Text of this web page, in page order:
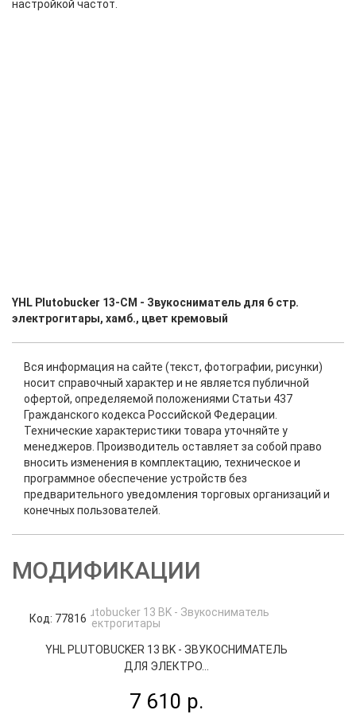
настройкой частот.
YHL Plutobucker 13-CM - Звукосниматель для 6 стр.
электрогитары, хамб., цвет кремовый
Вся информация на сайте (текст, фотографии, рисунки)
носит справочный характер и не является публичной
офертой, определяемой положениями Статьи 437
Гражданского кодекса Российской Федерации.
Технические характеристики товара уточняйте у
менеджеров. Производитель оставляет за собой право
вносить изменения в комплектацию, техническое и
программное обеспечение устройств без
предварительного уведомления торговых организаций и
конечных пользователей.
МОДИФИКАЦИИ
Код: 77816
YHL PLUTOBUCKER 13 BK - ЗВУКОСНИМАТЕЛЬ
ДЛЯ ЭЛЕКТРО...
7 610 р.